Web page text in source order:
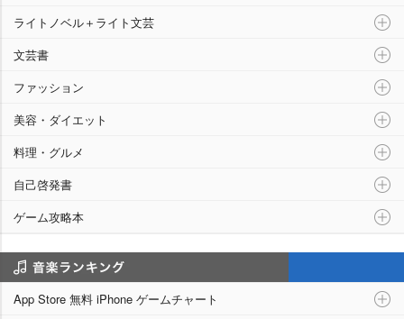
ライトノベル＋ライト文芸
文芸書
ファッション
美容・ダイエット
料理・グルメ
自己啓発書
ゲーム攻略本
App Store 無料 iPhone ゲームチャート